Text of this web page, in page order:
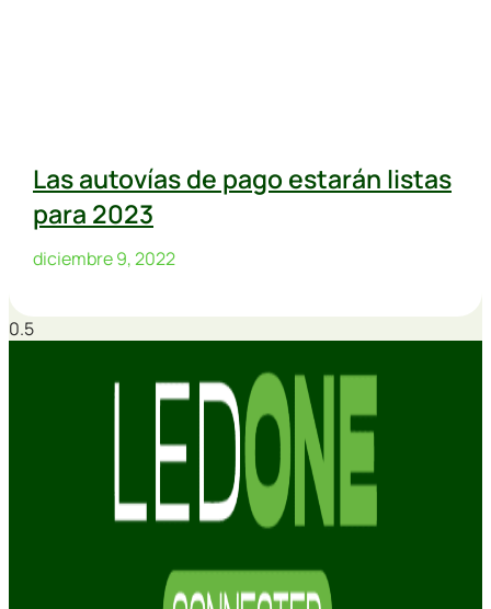
Las autovías de pago estarán listas
para 2023
diciembre 9, 2022